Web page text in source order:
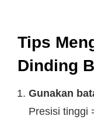
Tips
Dinding
Gunakan
Presisi tinggi